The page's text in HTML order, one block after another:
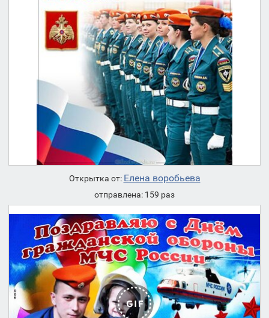
Открытка от: Елена воробьева
отправлена: 159 раз